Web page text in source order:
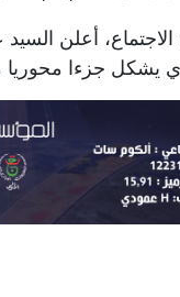
أعلن
يشكل جزءا